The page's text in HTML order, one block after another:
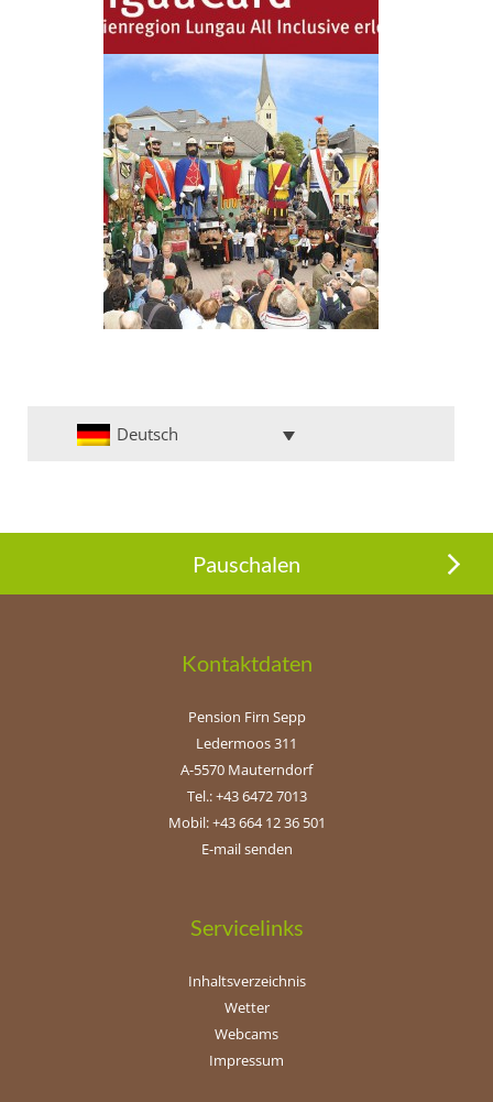
Deutsch
Pauschalen
Kontaktdaten
Pension Firn Sepp
Ledermoos 311
A-5570 Mauterndorf
Tel.: +43 6472 7013
Mobil: +43 664 12 36 501
E-mail senden
Servicelinks
Inhaltsverzeichnis
Wetter
Webcams
Impressum